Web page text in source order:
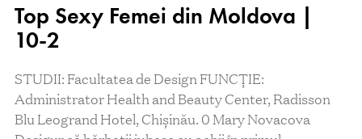
Top Sexy Femei din Moldova |
10-2
STUDII: Facultatea de Design FUNCŢIE:
Administrator Health and Beauty Center, Radisson
Blu Leogrand Hotel, Chișinău. 0 Mary Novacova